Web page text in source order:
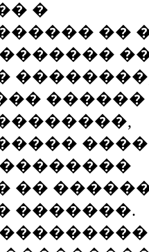
�
��
������
��
�������.